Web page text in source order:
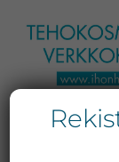
sivupalkkiin